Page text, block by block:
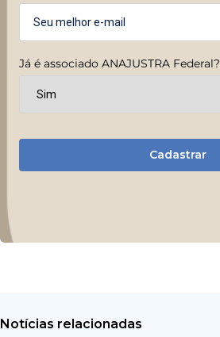
Já é associado ANAJUSTRA Federal?
Cadastrar
Notícias relacionadas